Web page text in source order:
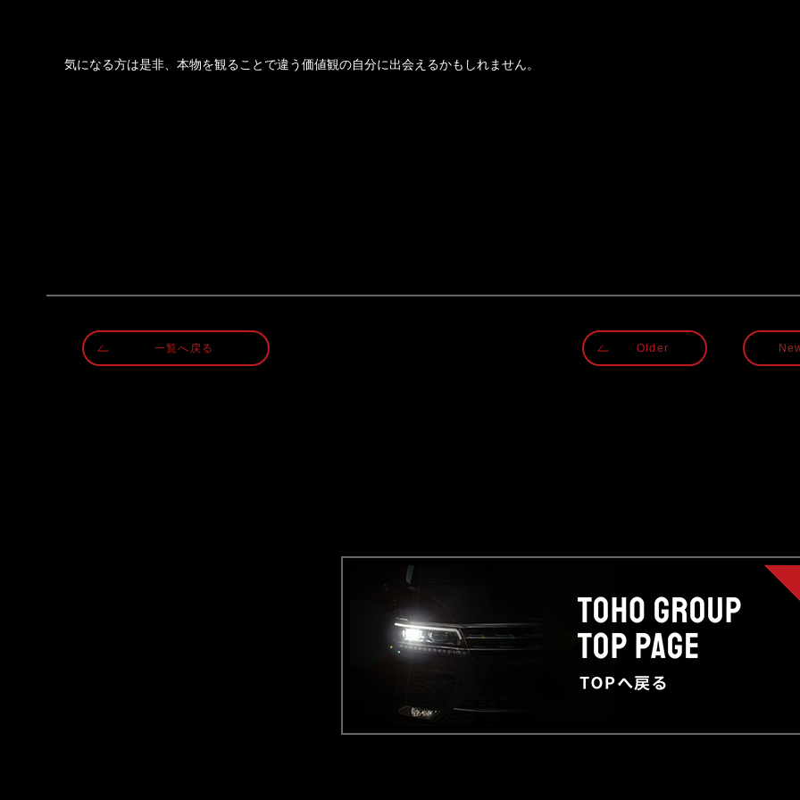
気になる方は是非、本物を観ることで違う価値観の自分に出会えるかもしれません。
一覧へ戻る Older